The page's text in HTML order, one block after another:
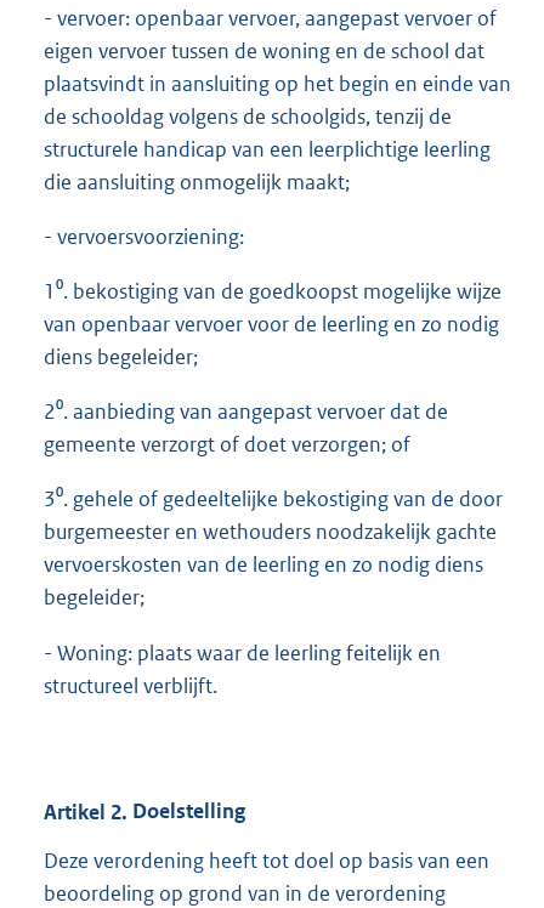
- vervoer: openbaar vervoer, aangepast vervoer of
eigen vervoer tussen de woning en de school dat
plaatsvindt in aansluiting op het begin en einde van
de schooldag volgens de schoolgids, tenzij de
structurele handicap van een leerplichtige leerling
die aansluiting onmogelijk maakt;
- vervoersvoorziening:
1⁰. bekostiging van de goedkoopst mogelijke wijze
van openbaar vervoer voor de leerling en zo nodig
diens begeleider;
2⁰. aanbieding van aangepast vervoer dat de
gemeente verzorgt of doet verzorgen; of
3⁰. gehele of gedeeltelijke bekostiging van de door
burgemeester en wethouders noodzakelijk gachte
vervoerskosten van de leerling en zo nodig diens
begeleider;
- Woning: plaats waar de leerling feitelijk en
structureel verblijft.
Artikel 2. Doelstelling
Deze verordening heeft tot doel op basis van een
beoordeling op grond van in de verordening